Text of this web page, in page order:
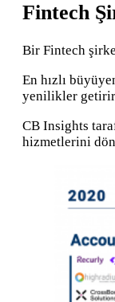
Fintech
Bir Fintech
En hızlı
yenilikler
CB Insights
hizmetlerini